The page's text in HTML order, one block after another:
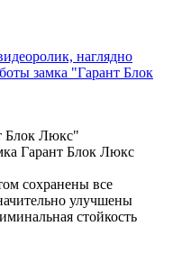
наглядно
замка "Гарант Блок
Блок Люкс"
Гарант Блок Люкс
сохранены все
улучшены
стойкость